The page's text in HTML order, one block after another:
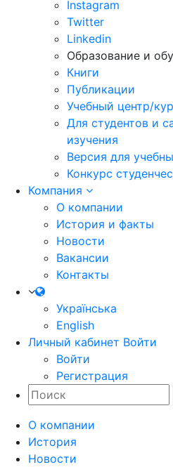
Instagram
Twitter
Linkedin
Образование и
Книги
Публикации
Учебный центр/
Для студентов и
изучения
Версия для
Конкурс
Компания
О компании
История и факты
Новости
Вакансии
Контакты
Українська
English
Личный кабинет Войти
Войти
Регистрация
О компании
История
Новости